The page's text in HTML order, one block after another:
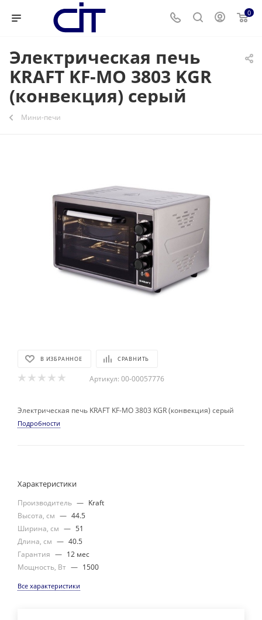
0
Электрическая печь
KRAFT KF-MO 3803 KGR
(конвекция) серый
Мини-печи
В ИЗБРАННОЕ СРАВНИТЬ
Артикул: 00-00057776
Электрическая печь KRAFT KF-MO 3803 KGR (конвекция) серый
Подробности
Характеристики
Производитель — Kraft
Высота, см — 44.5
Ширина, см — 51
Длина, см — 40.5
Гарантия — 12 мес
Мощность, Вт — 1500
Все характеристики